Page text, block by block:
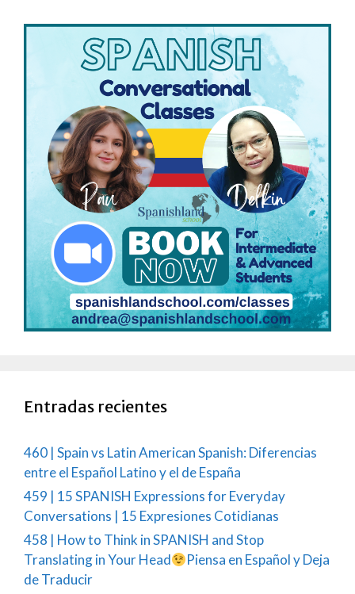
Entradas recientes
460 | Spain vs Latin American Spanish: Diferencias
entre el Español Latino y el de España
459 | 15 SPANISH Expressions for Everyday
Conversations | 15 Expresiones Cotidianas
458 | How to Think in SPANISH and Stop
Translating in Your Head
Piensa en Español y Deja
de Traducir